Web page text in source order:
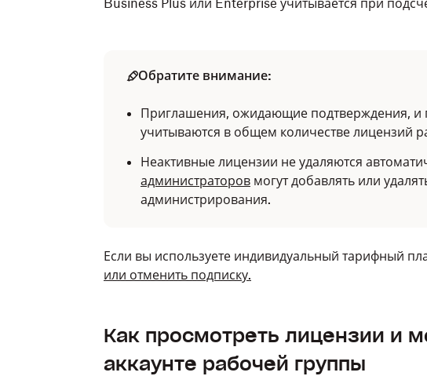
Business Plus или Enterprise учитывается при
Обратите внимание:
Приглашения, ожидающие подтверждения, и
учитываются в общем количестве лицензий
Неактивные лицензии не удаляются
администраторов могут добавлять или
администрирования.
Если вы используете индивидуальный тарифный
или отменить подписку.
Как просмотреть лицензии и
аккаунте рабочей группы